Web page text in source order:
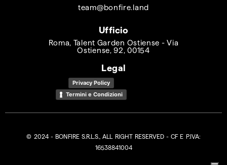
team@bonfire.land
Ufficio
Roma, Talent Garden Ostiense - Via
Ostiense, 92, 00154
Legal
Privacy Policy
Termini e Condizioni
© 2024 - BONFIRE S.R.L.S., ALL RIGHT RESERVED - CF E P.IVA:
16538841004